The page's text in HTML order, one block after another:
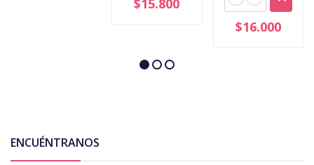
$15.800
$16.000
ENCUÉNTRANOS